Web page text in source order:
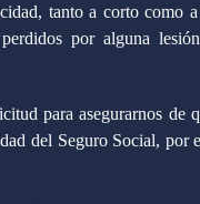
tanto a corto como
por alguna
para asegurarnos de
del Seguro Social, por